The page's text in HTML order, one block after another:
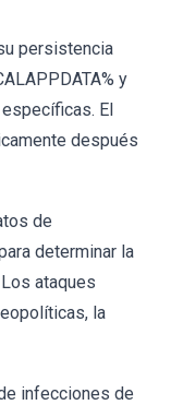
persistencia
y
El
después
de
determinar la
ataques
la
infecciones de